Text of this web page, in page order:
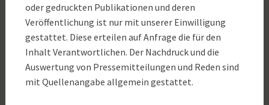
oder gedruckten Publikationen und deren
Veröffentlichung ist nur mit unserer Einwilligung
gestattet. Diese erteilen auf Anfrage die für den
Inhalt Verantwortlichen. Der Nachdruck und die
Auswertung von Pressemitteilungen und Reden sind
mit Quellenangabe allgemein gestattet.